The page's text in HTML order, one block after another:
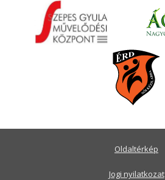
Oldaltérkép
Jogi nyilatkozat